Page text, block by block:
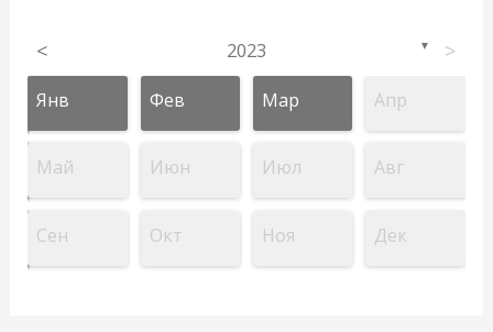
< 2023 ▼ >
Янв Фев Мар Апр
Май Июн Июл Авг
Сен Окт Ноя Дек